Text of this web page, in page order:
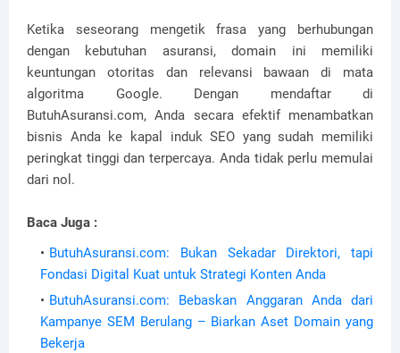
Ketika seseorang mengetik frasa yang berhubungan
dengan kebutuhan asuransi, domain ini memiliki
keuntungan otoritas dan relevansi bawaan di mata
algoritma Google. Dengan mendaftar di
ButuhAsuransi.com, Anda secara efektif menambatkan
bisnis Anda ke kapal induk SEO yang sudah memiliki
peringkat tinggi dan terpercaya. Anda tidak perlu memulai
dari nol.
Baca Juga :
ButuhAsuransi.com: Bukan Sekadar Direktori, tapi
Fondasi Digital Kuat untuk Strategi Konten Anda
ButuhAsuransi.com: Bebaskan Anggaran Anda dari
Kampanye SEM Berulang – Biarkan Aset Domain yang
Bekerja